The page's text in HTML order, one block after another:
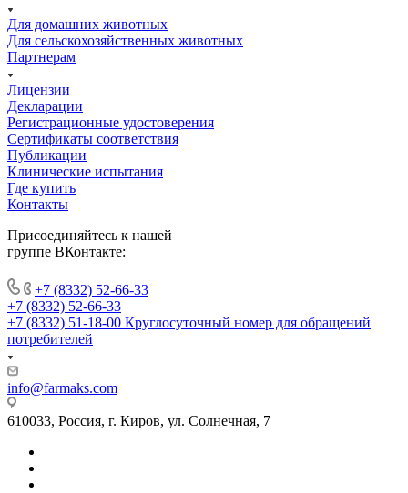
Для домашних животных
Для сельскохозяйственных животных
Партнерам
Лицензии
Декларации
Регистрационные удостоверения
Сертификаты соответствия
Публикации
Клинические испытания
Где купить
Контакты
Присоединяйтесь к нашей
группе ВКонтакте:
+7 (8332) 52-66-33
+7 (8332) 52-66-33
+7 (8332) 51-18-00 Круглосуточный номер для обращений
потребителей
info@farmaks.com
610033, Россия, г. Киров, ул. Солнечная, 7